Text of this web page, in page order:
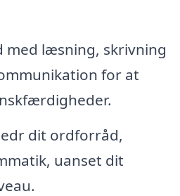
med læsning, skrivning
for at
dit ordforråd,
uanset dit